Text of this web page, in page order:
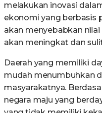
melakukan inovasi
ekonomi yang berbasis
akan menyebabkan
akan meningkat dan
Daerah yang memiliki
mudah menumbuhkan
masyarakatnya.
negara maju yang